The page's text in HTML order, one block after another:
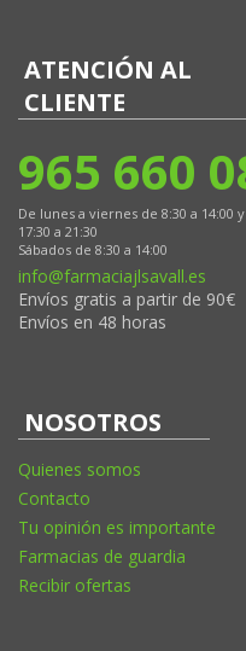
ATENCIÓN AL
CLIENTE
965 660
De lunes a viernes de 8:30 a 14:00
17:30 a 21:30
Sábados de 8:30 a 14:00
info@farmaciajlsavall.es
Envíos gratis a partir de 90€
Envíos en 48 horas
NOSOTROS
Quienes somos
Contacto
Tu opinión es importante
Farmacias de guardia
Recibir ofertas